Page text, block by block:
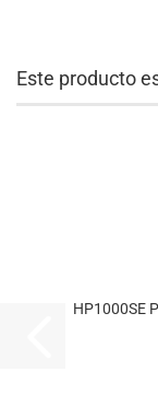
Este producto
HP1000SE